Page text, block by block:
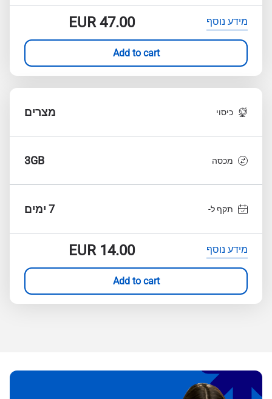
מידע נוסף EUR47.00
Add to cart
כיסוי מצרים
מכסה 3GB
תקף ל- 7 ימים
מידע נוסף EUR14.00
Add to cart